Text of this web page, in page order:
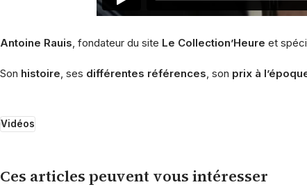
Antoine Rauis, fondateur du site Le Collection’Heure et
Son histoire, ses différentes références, son prix à
Vidéos
Ces articles peuvent vous intéresser